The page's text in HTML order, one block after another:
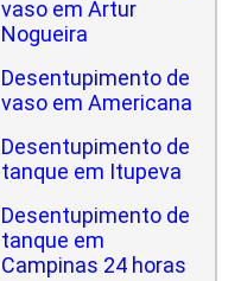
vaso em Artur
Nogueira
Desentupimento de
vaso em Americana
Desentupimento de
tanque em Itupeva
Desentupimento de
tanque em
Campinas 24 horas